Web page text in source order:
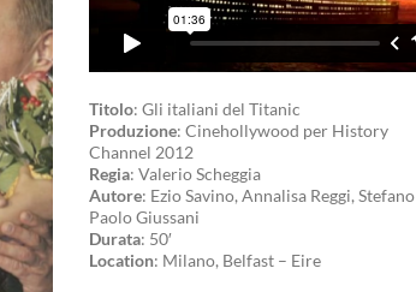
Titolo: Gli italiani del Titanic
Produzione: Cinehollywood per History
Channel 2012
Regia: Valerio Scheggia
Autore: Ezio Savino, Annalisa Reggi, Stefano
Paolo Giussani
Durata: 50′
Location: Milano, Belfast – Eire